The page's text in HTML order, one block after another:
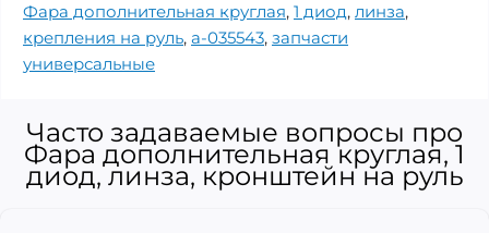
Фара дополнительная круглая, 1 диод, линза,
крепления на руль, a-035543, запчасти
универсальные
Часто задаваемые вопросы про
Фара дополнительная круглая, 1
диод, линза, кронштейн на руль